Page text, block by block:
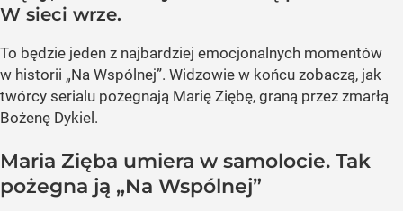
W sieci wrze.
To będzie jeden z najbardziej emocjonalnych momentów
w historii „Na Wspólnej”. Widzowie w końcu zobaczą, jak
twórcy serialu pożegnają Marię Ziębę, graną przez zmarłą
Bożenę Dykiel.
Maria Zięba umiera w samolocie. Tak
pożegna ją „Na Wspólnej”